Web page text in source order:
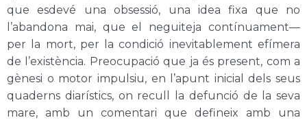
que esdevé una obsessió, una idea fixa que no
l’abandona mai, que el neguiteja contínuament—
per la mort, per la condició inevitablement efímera
de l’existència. Preocupació que ja és present, com a
gènesi o motor impulsiu, en l’apunt inicial dels seus
quaderns diarístics, on recull la defunció de la seva
mare, amb un comentari que defineix amb una